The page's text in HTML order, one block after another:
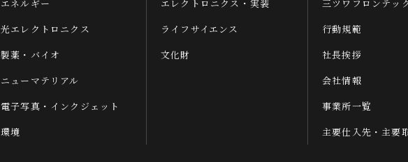
エネルギー
光エレクトロニクス
製薬・バイオ
ニューマテリアル
電子写真・インクジェット
環境
エレクトロニクス・実装
ライフサイエンス
文化財
三ツワフロンテッ
行動規範
社長挨拶
会社情報
事業所一覧
主要仕入先・主要